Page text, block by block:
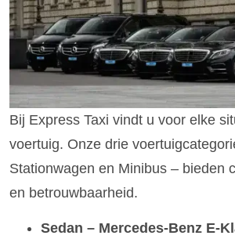
Bij Express Taxi vindt u voor elke
voertuig. Onze drie
Stationwagen en Minibus – bieden
en betrouwbaarheid.
Sedan – Mercedes-Benz E-